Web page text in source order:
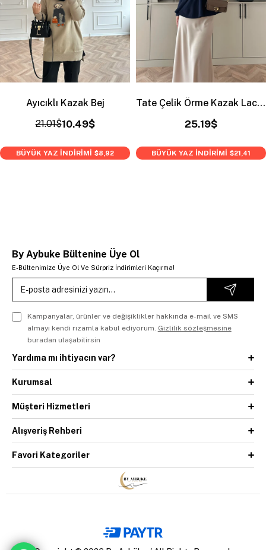
Ayıcıklı Kazak Bej
10.49$
21.01$
BÜYÜK YAZ İNDİRİMİ $8,92
Tate Çelik Örme Kazak Lacivert
25.19$
BÜYÜK YAZ İNDİRİMİ $21,41
By Aybuke Bültenine Üye Ol
E-Bültenimize Üye Ol Ve Sürpriz İndirimleri Kaçırma!
Kampanyalar, ürünler ve değişiklikler hakkında e-mail ve SMS
almayı kendi rızamla kabul ediyorum. Gizlilik sözleşmesine
buradan ulaşabilirsin
Yardıma mı ihtiyacın var?
Kurumsal
Müşteri Hizmetleri
Alışveriş Rehberi
Favori Kategoriler